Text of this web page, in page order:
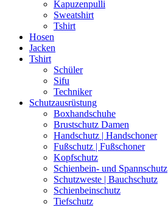
Kapuzenpulli
Sweatshirt
Tshirt
Hosen
Jacken
Tshirt
Schüler
Sifu
Techniker
Schutzausrüstung
Boxhandschuhe
Brustschutz Damen
Handschutz | Handschoner
Fußschutz | Fußschoner
Kopfschutz
Schienbein- und Spannschutz
Schutzweste | Bauchschutz
Schienbeinschutz
Tiefschutz